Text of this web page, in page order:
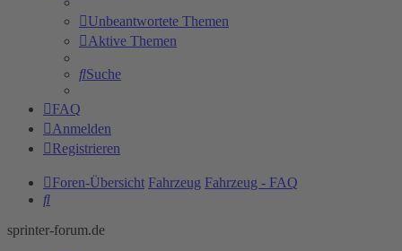
Unbeantwortete Themen
Aktive Themen
Suche
FAQ
Anmelden
Registrieren
Foren-Übersicht Fahrzeug Fahrzeug - FAQ
Suche
sprinter-forum.de